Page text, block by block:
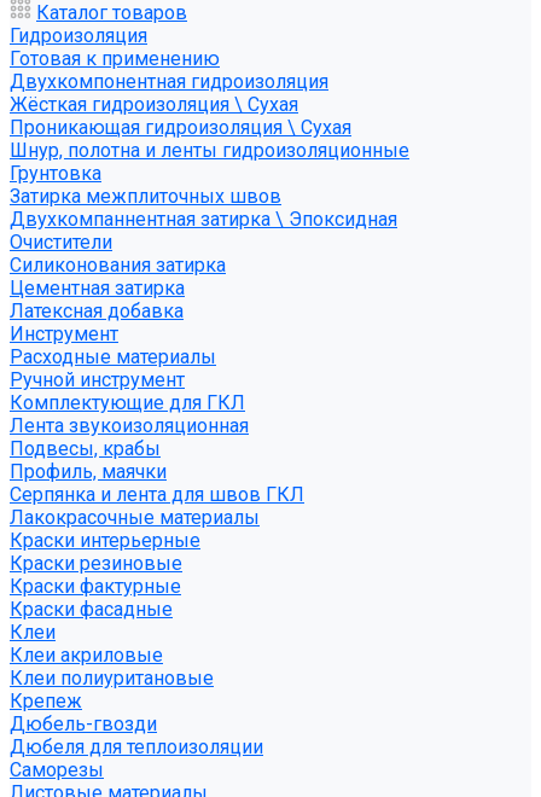
Каталог товаров
Гидроизоляция
Готовая к применению
Двухкомпонентная гидроизоляция
Жёсткая гидроизоляция \ Сухая
Проникающая гидроизоляция \ Сухая
Шнур, полотна и ленты гидроизоляционные
Грунтовка
Затирка межплиточных швов
Двухкомпаннентная затирка \ Эпоксидная
Очистители
Силиконования затирка
Цементная затирка
Латексная добавка
Инструмент
Расходные материалы
Ручной инструмент
Комплектующие для ГКЛ
Лента звукоизоляционная
Подвесы, крабы
Профиль, маячки
Серпянка и лента для швов ГКЛ
Лакокрасочные материалы
Краски интерьерные
Краски резиновые
Краски фактурные
Краски фасадные
Клеи
Клеи акриловые
Клеи полиуритановые
Крепеж
Дюбель-гвозди
Дюбеля для теплоизоляции
Саморезы